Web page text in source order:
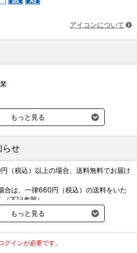
アイコンについて
もっと見る
らせ
（税込）以上の場合、送料無料でお届け
合は、一律660円（税込）の送料をいた
下記参照）
り沖縄県へのお届けにつきましては、1
、30,000円以上で配送無料となります。
い致します。
上に分かれる場合の送料負担は、１回分
もっと見る
インが必要です。